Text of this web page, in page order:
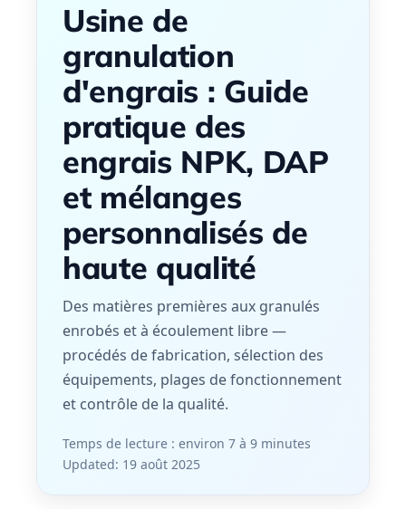
Usine de
granulation
d'engrais : Guide
pratique des
engrais NPK, DAP
et mélanges
personnalisés de
haute qualité
Des matières premières aux granulés
enrobés et à écoulement libre —
procédés de fabrication, sélection des
équipements, plages de fonctionnement
et contrôle de la qualité.
Temps de lecture : environ 7 à 9 minutes
Updated: 19 août 2025